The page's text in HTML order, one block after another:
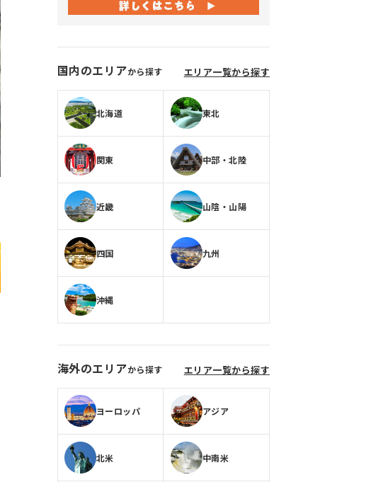
国内のエリアから探す エリア一覧から探す
北海道 東北
関東 中部・北陸
近畿 山陰・山陽
四国 九州
沖縄
海外のエリアから探す エリア一覧から探す
ヨーロッパ アジア
北米 中南米